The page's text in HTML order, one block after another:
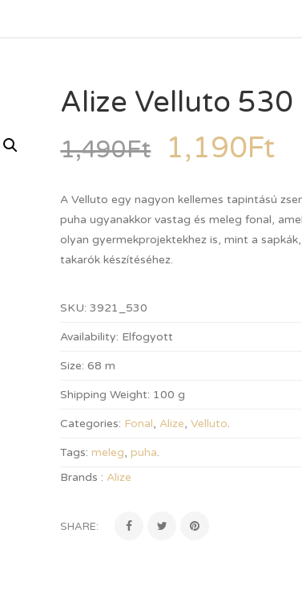
Alize Velluto 530
1,490Ft 1,190Ft
A Velluto egy nagyon kellemes tapintású
puha ugyanakkor vastag és meleg fonal,
olyan gyermekprojektekhez is, mint a
takarók készítéséhez.
SKU: 3921_530
Availability: Elfogyott
Size: 68 m
Shipping Weight: 100 g
Categories: Fonal, Alize,Velluto.
Tags: meleg,puha.
Brands : Alize
SHARE: